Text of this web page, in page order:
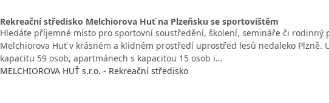
Rekreační středisko Melchiorova Huť na Plzeňsku se sportovištěm
Hledáte příjemné místo pro sportovní soustředění, školení, semináře či rodinný
Melchiorova Huť v krásném a klidném prostředí uprostřed lesů nedaleko Plzně.
kapacitu 59 osob, apartmánech s kapacitou 15 osob i…
MELCHIOROVA HUŤ s.r.o. - Rekreační středisko